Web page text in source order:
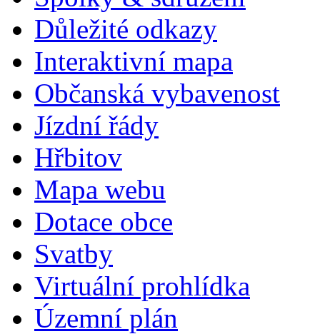
Důležité odkazy
Interaktivní mapa
Občanská vybavenost
Jízdní řády
Hřbitov
Mapa webu
Dotace obce
Svatby
Virtuální prohlídka
Územní plán